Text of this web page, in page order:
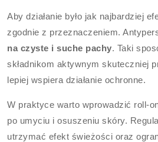
Aby działanie było jak najbardziej
zgodnie z przeznaczeniem.
na czyste i suche pachy. Taki
składnikom aktywnym skuteczniej
lepiej wspiera działanie ochronne.
W praktyce warto wprowadzić roll-
po umyciu i osuszeniu skóry.
utrzymać efekt świeżości oraz